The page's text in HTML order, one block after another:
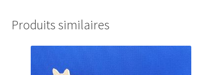
Produits similaires